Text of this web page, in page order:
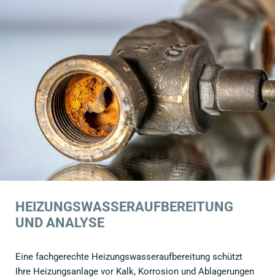
HEIZUNGSWASSERAUFBEREITUNG
UND ANALYSE
Eine fachgerechte Heizungswasseraufbereitung schützt
Ihre Heizungsanlage vor Kalk, Korrosion und Ablagerungen